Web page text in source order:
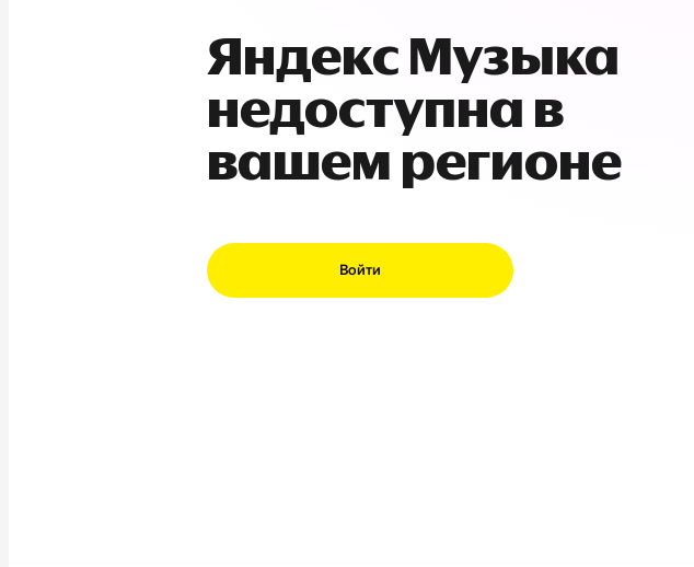
Яндекс Музыка
недоступна в
вашем регионе
Войти